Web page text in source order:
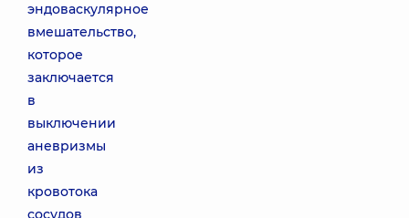
эндоваскулярное
вмешательство,
которое
заключается
в
выключении
аневризмы
из
кровотока
сосудов